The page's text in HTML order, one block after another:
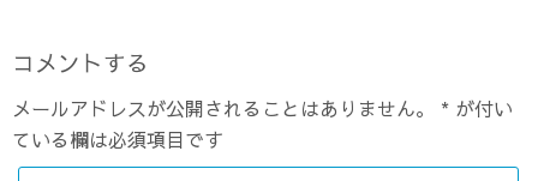
コメントする
メールアドレスが公開されることはありません。 * が付い
ている欄は必須項目です